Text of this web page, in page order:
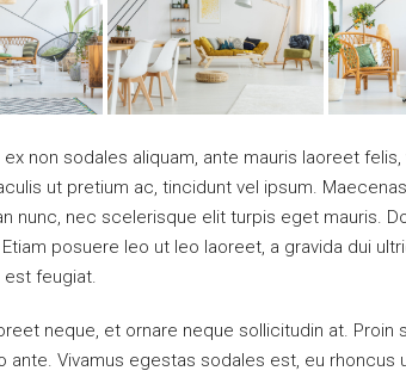
non sodales aliquam, ante mauris laoreet
ut pretium ac, tincidunt vel ipsum.
nunc, nec scelerisque elit turpis eget mauris.
posuere leo ut leo laoreet, a gravida dui
feugiat.
neque, et ornare neque sollicitudin at.
ante. Vivamus egestas sodales est, eu rhoncus